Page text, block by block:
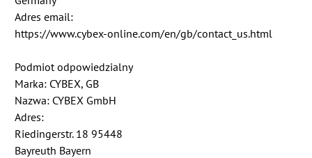
Adres email:
https://www.cybex-online.com/en/gb/contact_us.html
Podmiot odpowiedzialny
Marka: CYBEX, GB
Nazwa: CYBEX GmbH
Adres:
Riedingerstr. 18 95448
Bayreuth Bayern